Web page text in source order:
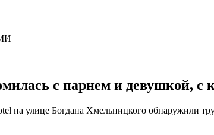
с парнем и девушкой, с
на улице Богдана Хмельницкого обнаружили